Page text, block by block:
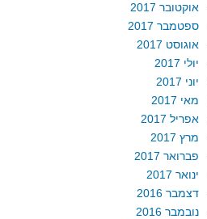
אוקטובר 2017
ספטמבר 2017
אוגוסט 2017
יולי 2017
יוני 2017
מאי 2017
אפריל 2017
מרץ 2017
פברואר 2017
ינואר 2017
דצמבר 2016
נובמבר 2016